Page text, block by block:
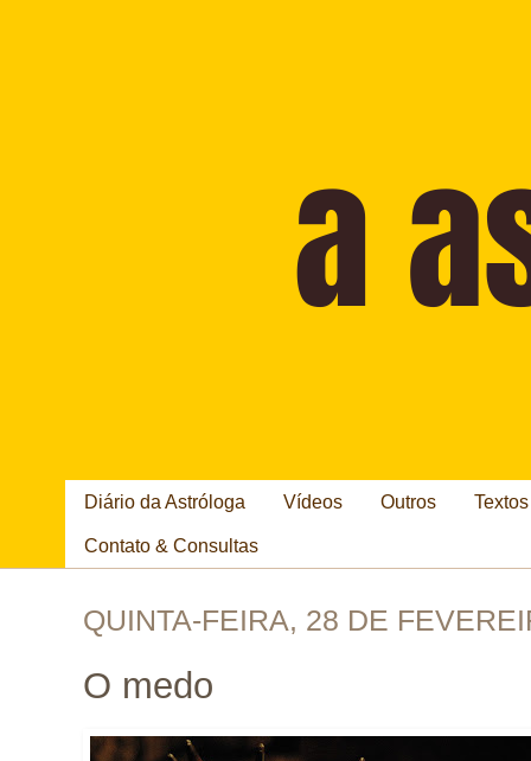
Diário da Astróloga Vídeos Outros
Contato & Consultas
QUINTA-FEIRA, 28 DE
O medo